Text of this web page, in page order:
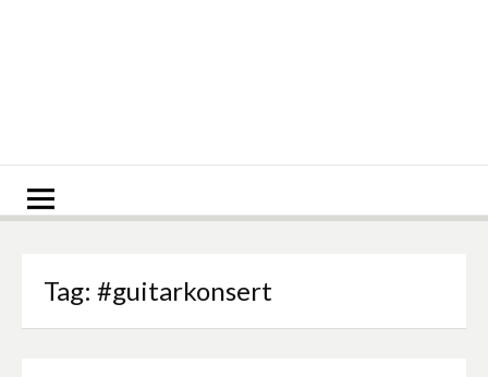
Tag: #guitarkonsert